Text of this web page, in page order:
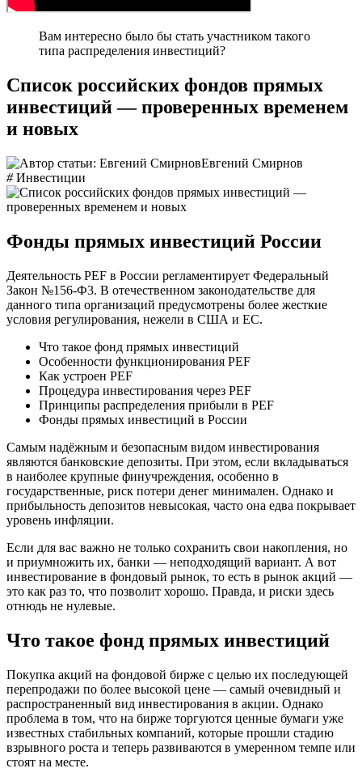
Вам интересно было бы стать участником такого
типа распределения инвестиций?
Список российских фондов прямых
инвестиций — проверенных временем
и новых
Евгений Смирнов
#Инвестиции
Фонды прямых инвестиций России
Деятельность PEF в России регламентирует Федеральный
Закон №156-Ф3. В отечественном законодательстве для
данного типа организаций предусмотрены более жесткие
условия регулирования, нежели в США и ЕС.
Что такое фонд прямых инвестиций
Особенности функционирования PEF
Как устроен PEF
Процедура инвестирования через PEF
Принципы распределения прибыли в PEF
Фонды прямых инвестиций в России
Самым надёжным и безопасным видом инвестирования
являются банковские депозиты. При этом, если вкладываться
в наиболее крупные финучреждения, особенно в
государственные, риск потери денег минимален. Однако и
прибыльность депозитов невысокая, часто она едва покрывает
уровень инфляции.
Если для вас важно не только сохранить свои накопления, но
и приумножить их, банки — неподходящий вариант. А вот
инвестирование в фондовый рынок, то есть в рынок акций —
это как раз то, что позволит хорошо. Правда, и риски здесь
отнюдь не нулевые.
Что такое фонд прямых инвестиций
Покупка акций на фондовой бирже с целью их последующей
перепродажи по более высокой цене — самый очевидный и
распространенный вид инвестирования в акции. Однако
проблема в том, что на бирже торгуются ценные бумаги уже
известных стабильных компаний, которые прошли стадию
взрывного роста и теперь развиваются в умеренном темпе или
стоят на месте.